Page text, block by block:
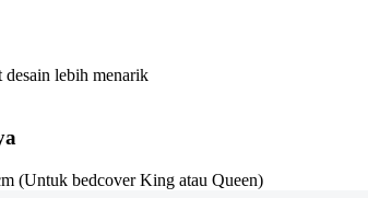
lebih menarik
(Untuk bedcover King atau Queen)